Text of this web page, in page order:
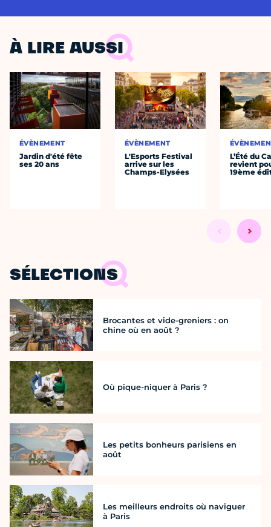
À LIRE AUSSI
ÉVÈNEMENT
Jardin d'été fête
ses 20 ans
ÉVÈNEMENT
L'Esports Festival
arrive sur les
Champs-Elysées
L’Été du
revient
19ème
SÉLECTIONS
Brocantes et vide-greniers : on
chine où en août ?
Où pique-niquer à Paris ?
Les petits bonheurs parisiens en
août
Les meilleurs endroits où naviguer
à Paris